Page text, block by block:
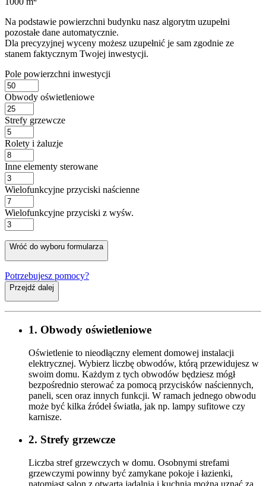
Na podstawie powierzchni budynku nasz algorytm uzupełni
pozostałe dane automatycznie.
Dla precyzyjnej wyceny możesz uzupełnić je sam zgodnie ze
stanem faktycznym Twojej inwestycji.
Pole powierzchni inwestycji
Obwody oświetleniowe
Strefy grzewcze
Rolety i żaluzje
Inne elementy sterowane
Wielofunkcyjne przyciski naścienne
Wielofunkcyjne przyciski z wyśw.
Wróć do wyboru formularza
Potrzebujesz pomocy?
Przejdź dalej
1. Obwody oświetleniowe
Oświetlenie to nieodłączny element domowej instalacji
elektrycznej. Wybierz liczbę obwodów, którą przewidujesz w
swoim domu. Każdym z tych obwodów będziesz mógł
bezpośrednio sterować za pomocą przycisków naściennych,
paneli, scen oraz innych funkcji. W ramach jednego obwodu
może być kilka źródeł światła, jak np. lampy sufitowe czy
karnisze.
2. Strefy grzewcze
Liczba stref grzewczych w domu. Osobnymi strefami
grzewczymi powinny być zamykane pokoje i łazienki,
natomiast salon z otwartą jadalnią i kuchnią można uznać za